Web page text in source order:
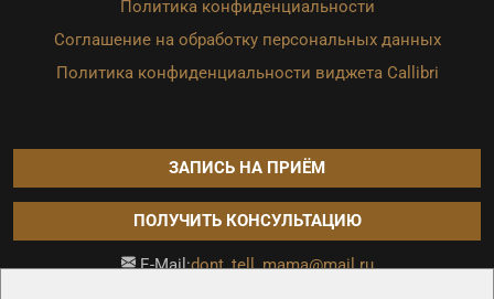
Политика конфиденциальности
Соглашение на обработку персональных данных
Политика конфиденциальности виджета Callibri
ЗАПИСЬ НА ПРИЁМ
ПОЛУЧИТЬ КОНСУЛЬТАЦИЮ
E-Mail:dont_tell_mama@mail.ru